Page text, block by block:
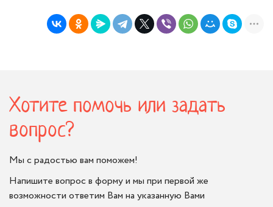
Хотите помочь или задать
вопрос?
Мы с радостью вам поможем!
Напишите вопрос в форму и мы при первой же
возможности ответим Вам на указанную Вами